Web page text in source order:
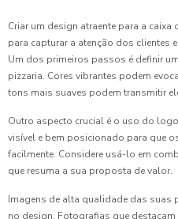
Criar um design atraente para a
para capturar a atenção dos clientes
Um dos primeiros passos é definir
pizzaria. Cores vibrantes podem
tons mais suaves podem transmitir
Outro aspecto crucial é o uso do
visível e bem posicionado para que
facilmente. Considere usá-lo em
que resuma a sua proposta de valor.
Imagens de alta qualidade das suas
no design. Fotografias que